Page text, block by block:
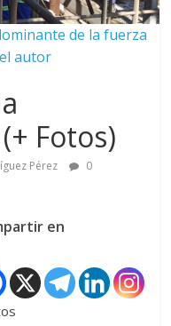
de la fuerza
autor
Fotos)
Pérez
0
en